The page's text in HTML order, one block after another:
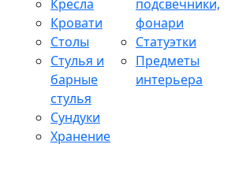
Кресла
Кровати
Столы
Стулья и
барные
стулья
Сундуки
Хранение
подсвечники,
фонари
Статуэтки
Предметы
интерьера